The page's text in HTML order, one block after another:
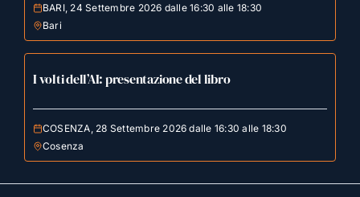
BARI, 24 Settembre 2026 dalle 16:30 alle 18:30
Bari
I volti dell’AI: presentazione del libro
COSENZA, 28 Settembre 2026 dalle 16:30 alle 18:30
Cosenza